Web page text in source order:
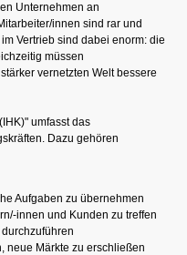
Unternehmen an
innen sind rar und
Vertrieb sind dabei enorm: die
müssen
vernetzten Welt bessere
umfasst das
Dazu gehören
Aufgaben zu übernehmen
innen und Kunden zu treffen
neue Märkte zu erschließen